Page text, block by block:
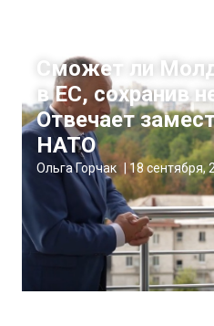
Сможет ли
в ЕС, сохранив
Отвечает
НАТО
Ольга Горчак 18 сентября,